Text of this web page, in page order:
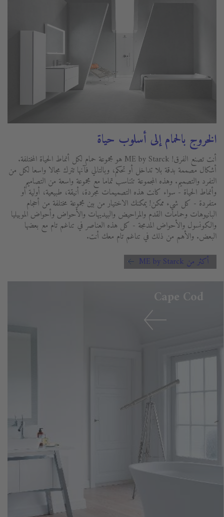
الخروج بالحمام إلى أسلوب حياة
أنت تصنع الفرق! ME by Starck هو مجموعة حمام لكل أنماط الحياة المختلفة.
أشكال مصممة بدقة بلا تداخل أو تحكم، وبالتالي فآنها تترك مجالا واسعا لكل من
التفرد والتصميم. وهذه المجموعة تتناسب تماما مع مجموعة واسعة من التصاميم
وأنماط الحياة - سواء كانت هذه التصميمات مجردة، أنيقة، طبيعية، أولية أو
متفردة - كل شيء ممكن! يمكنك الاختيار من بين مجموعة مختلفة من أحجام
البانيوهات وحمامات القدم والمراحيض والبيديهات والأحواض وأحواض الموبيليا
والكونسول والأحواض المدمجة - كل هذه العناصر في تناغم تام مع بعضها
البعض. والأهم من ذلك في تناغم تام معك أنت.
أكثر من ME by Starck
Cape Cod